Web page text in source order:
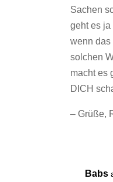
Sachen
geht es ja
wenn das
solchen
macht es
DICH
– Grüße,
Babs